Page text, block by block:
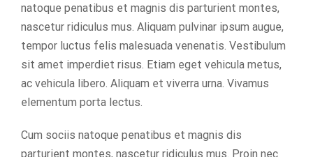
natoque penatibus et magnis dis parturient montes,
nascetur ridiculus mus. Aliquam pulvinar ipsum augue,
tempor luctus felis malesuada venenatis. Vestibulum
sit amet imperdiet risus. Etiam eget vehicula metus,
ac vehicula libero. Aliquam et viverra urna. Vivamus
elementum porta lectus.
Cum sociis natoque penatibus et magnis dis
parturient montes, nascetur ridiculus mus. Proin nec